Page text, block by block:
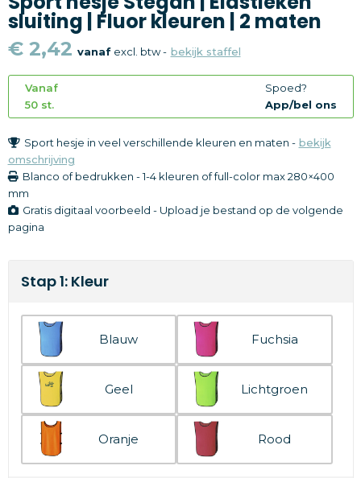
Merken
sluiting | Fluor kleuren | 2 maten
€ 2,42 vanafexcl. btw - bekijk staffel
Vanaf
50 st.
Spoed?
App/bel ons
Sport hesje in veel verschillende kleuren en maten -bekijk
omschrijving
Blanco of bedrukken -1-4 kleuren of full-color max 280×400
mm
Gratis digitaal voorbeeld - Upload je bestand op de volgende
pagina
Stap 1: Kleur
Blauw Fuchsia
Geel Lichtgroen
Oranje Rood